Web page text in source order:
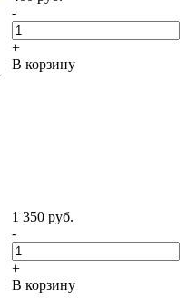
-
+
В корзину
1 350 руб.
-
+
В корзину